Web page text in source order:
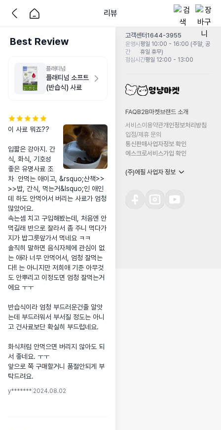
리뷰
Best Review
플래티넘
플래티넘 소프트
(반습식) 사료
이 사료 뭐죠??
입짧은 강아지. 간
식, 화식, 기호성
좋은 유명사료 조
차  안먹는 애이고, &rsquo;산책>>
>>밥, 간식, 먹는거&lsquo;인 애인
데 하도 안먹어서 버리는 사료가 엄청
많았어요.
속는셈 치고 구입해봤는데, 처음엔 안
먹길래 반으로 잘라서 좀 주니 먹다가
지가 밥그릇앞가서 먹네요 ㅋㅋ
솔직히 말하면 음식자체에 관심이 없
는 애라 너무 안먹어서, 엄청 잘먹는
다!! 는 아니지만 저희애 기준 아무것
도 안뿌리고 이정도면 엄청 잘먹는거
에요 ㅜㅜ
반습식이라 엄청 부드러운건줄 알앗
는데 부드러워서 부서질 정도는 아니
고 건사료보단 확실히 부드럽네요.
화식처럼 안먹으면 버리지 않아도 되
서 좋네요. ㅜㅜ
앞으로 쭉 구매할거니 품절안되게 부
탁드려요.
y******* 2024.08.02
고객센터1644-3955
운영시
간
평일 10:00 - 16:00 (주말, 공
휴일 휴무)
점심시간평일 12:00 - 13:00
FAQB2B마켓 브랜드 소개
서비스이용약관개인정보처리방침
입점/제휴 문의
통신판매사업자정보 확인
에스크로서비스가입 확인
(주)에필 사업자 정보